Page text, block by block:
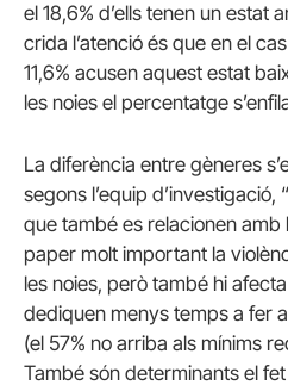
el 18,6% d’ells tenen un estat
crida l’atenció és que en el
11,6% acusen aquest estat
les noies el percentatge
La diferència entre gèneres
segons l’equip
que també es relacionen amb
paper molt important la
les noies, però també hi
dediquen menys temps a fer
(el 57% no arriba als mínims
També són determinants el